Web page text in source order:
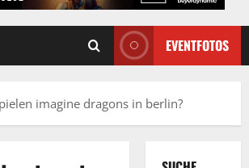
EVENTFOTOS
imagine dragons in berlin?